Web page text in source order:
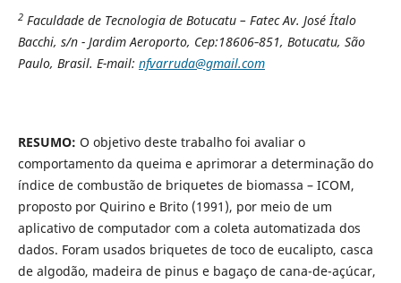
2Faculdade de Tecnologia de Botucatu – Fatec Av. José Ítalo
Bacchi, s/n - Jardim Aeroporto, Cep:18606‑851, Botucatu, São
Paulo, Brasil. E-mail: nfvarruda@gmail.com
RESUMO: O objetivo deste trabalho foi avaliar o
comportamento da queima e aprimorar a determinação do
índice de combustão de briquetes de biomassa – ICOM,
proposto por Quirino e Brito (1991), por meio de um
aplicativo de computador com a coleta automatizada dos
dados. Foram usados briquetes de toco de eucalipto, casca
de algodão, madeira de pinus e bagaço de cana-de-açúcar,